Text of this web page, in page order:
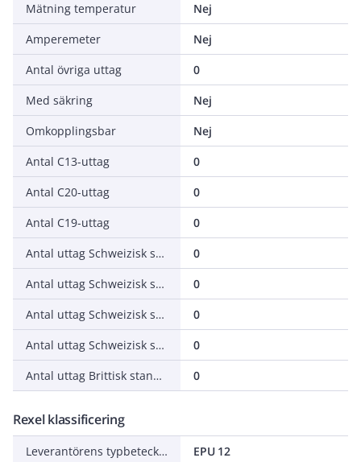
Mätning temperatur
Nej
Amperemeter
Nej
Antal övriga uttag
0
Med säkring
Nej
Omkopplingsbar
Nej
Antal C13-uttag
0
Antal C20-uttag
0
Antal C19-uttag
0
Antal uttag Schweizisk standard (Typ 13)
0
Antal uttag Schweizisk standard (Typ 15)
0
Antal uttag Schweizisk standard (Typ 23)
0
Antal uttag Schweizisk standard (Typ 25)
0
Antal uttag Brittisk standard (BS1363)
0
Rexel klassificering
Leverantörens typbeteckning
EPU 12